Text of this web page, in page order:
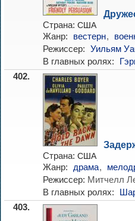
Страна: США
Жанр: вестерн,
Режиссер: Уильям
В главных ролях:
402.
Страна: США
Жанр: драма,
Режиссер: Митчелл
В главных ролях:
403.